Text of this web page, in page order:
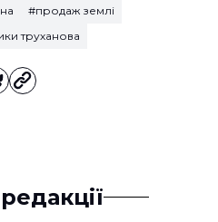
#продаж землі
труханова